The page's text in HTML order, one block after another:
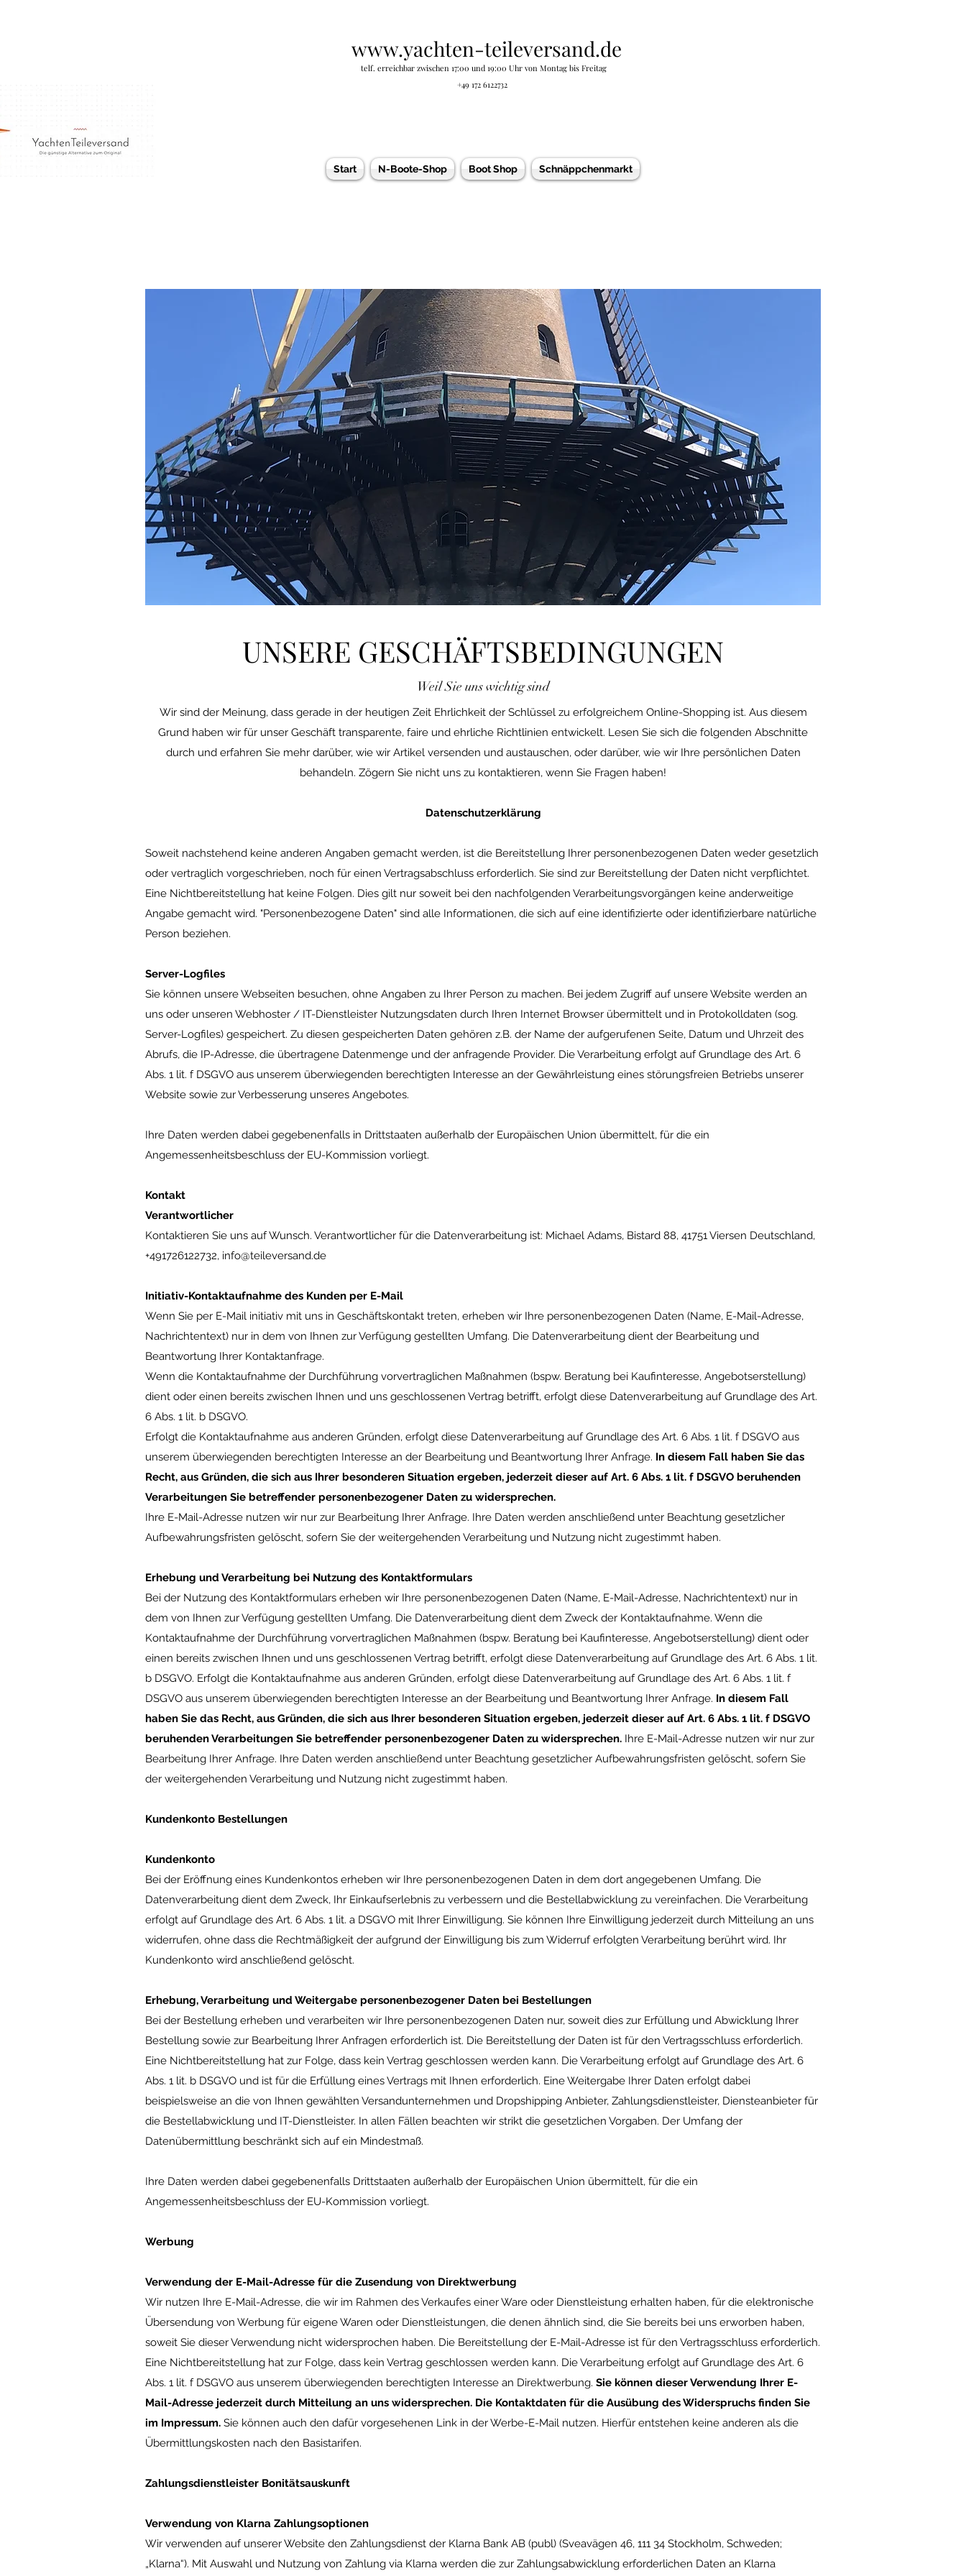
www.yachten-teileversand.de
telf. erreichbar zwischen 17:00 und 19:00 Uhr von Montag bis Freitag
+49 172 6122732
Start N-Boote-Shop Boot Shop Schnäppchenmarkt
UNSERE GESCHÄFTSBEDINGUNGEN
Weil Sie uns wichtig sind
Wir sind der Meinung, dass gerade in der heutigen Zeit Ehrlichkeit der Schlüssel zu erfolgreichem Online-Shopping ist. Aus diesem
Grund haben wir für unser Geschäft transparente, faire und ehrliche Richtlinien entwickelt. Lesen Sie sich die folgenden Abschnitte
durch und erfahren Sie mehr darüber, wie wir Artikel versenden und austauschen, oder darüber, wie wir Ihre persönlichen Daten
behandeln. Zögern Sie nicht uns zu kontaktieren, wenn Sie Fragen haben!
Datenschutzerklärung
Soweit nachstehend keine anderen Angaben gemacht werden, ist die Bereitstellung Ihrer personenbezogenen Daten weder gesetzlich
oder vertraglich vorgeschrieben, noch für einen Vertragsabschluss erforderlich. Sie sind zur Bereitstellung der Daten nicht verpflichtet.
Eine Nichtbereitstellung hat keine Folgen. Dies gilt nur soweit bei den nachfolgenden Verarbeitungsvorgängen keine anderweitige
Angabe gemacht wird. "Personenbezogene Daten" sind alle Informationen, die sich auf eine identifizierte oder identifizierbare natürliche
Person beziehen.
Server-Logfiles
Sie können unsere Webseiten besuchen, ohne Angaben zu Ihrer Person zu machen. Bei jedem Zugriff auf unsere Website werden an
uns oder unseren Webhoster / IT-Dienstleister Nutzungsdaten durch Ihren Internet Browser übermittelt und in Protokolldaten (sog.
Server-Logfiles) gespeichert. Zu diesen gespeicherten Daten gehören z.B. der Name der aufgerufenen Seite, Datum und Uhrzeit des
Abrufs, die IP-Adresse, die übertragene Datenmenge und der anfragende Provider. Die Verarbeitung erfolgt auf Grundlage des Art. 6
Abs. 1 lit. f DSGVO aus unserem überwiegenden berechtigten Interesse an der Gewährleistung eines störungsfreien Betriebs unserer
Website sowie zur Verbesserung unseres Angebotes.
Ihre Daten werden dabei gegebenenfalls in Drittstaaten außerhalb der Europäischen Union übermittelt, für die ein
Angemessenheitsbeschluss der EU-Kommission vorliegt.
Kontakt
Verantwortlicher
Kontaktieren Sie uns auf Wunsch. Verantwortlicher für die Datenverarbeitung ist: Michael Adams, Bistard 88, 41751 Viersen Deutschland,
+491726122732, info@teileversand.de
Initiativ-Kontaktaufnahme des Kunden per E-Mail
Wenn Sie per E-Mail initiativ mit uns in Geschäftskontakt treten, erheben wir Ihre personenbezogenen Daten (Name, E-Mail-Adresse,
Nachrichtentext) nur in dem von Ihnen zur Verfügung gestellten Umfang. Die Datenverarbeitung dient der Bearbeitung und
Beantwortung Ihrer Kontaktanfrage.
Wenn die Kontaktaufnahme der Durchführung vorvertraglichen Maßnahmen (bspw. Beratung bei Kaufinteresse, Angebotserstellung)
dient oder einen bereits zwischen Ihnen und uns geschlossenen Vertrag betrifft, erfolgt diese Datenverarbeitung auf Grundlage des Art.
6 Abs. 1 lit. b DSGVO.
Erfolgt die Kontaktaufnahme aus anderen Gründen, erfolgt diese Datenverarbeitung auf Grundlage des Art. 6 Abs. 1 lit. f DSGVO aus
unserem überwiegenden berechtigten Interesse an der Bearbeitung und Beantwortung Ihrer Anfrage. In diesem Fall haben Sie das
Recht, aus Gründen, die sich aus Ihrer besonderen Situation ergeben, jederzeit dieser auf Art. 6 Abs. 1 lit. f DSGVO beruhenden
Verarbeitungen Sie betreffender personenbezogener Daten zu widersprechen.
Ihre E-Mail-Adresse nutzen wir nur zur Bearbeitung Ihrer Anfrage. Ihre Daten werden anschließend unter Beachtung gesetzlicher
Aufbewahrungsfristen gelöscht, sofern Sie der weitergehenden Verarbeitung und Nutzung nicht zugestimmt haben.
Erhebung und Verarbeitung bei Nutzung des Kontaktformulars
Bei der Nutzung des Kontaktformulars erheben wir Ihre personenbezogenen Daten (Name, E-Mail-Adresse, Nachrichtentext) nur in
dem von Ihnen zur Verfügung gestellten Umfang. Die Datenverarbeitung dient dem Zweck der Kontaktaufnahme. Wenn die
Kontaktaufnahme der Durchführung vorvertraglichen Maßnahmen (bspw. Beratung bei Kaufinteresse, Angebotserstellung) dient oder
einen bereits zwischen Ihnen und uns geschlossenen Vertrag betrifft, erfolgt diese Datenverarbeitung auf Grundlage des Art. 6 Abs. 1 lit.
b DSGVO. Erfolgt die Kontaktaufnahme aus anderen Gründen, erfolgt diese Datenverarbeitung auf Grundlage des Art. 6 Abs. 1 lit. f
DSGVO aus unserem überwiegenden berechtigten Interesse an der Bearbeitung und Beantwortung Ihrer Anfrage. In diesem Fall
haben Sie das Recht, aus Gründen, die sich aus Ihrer besonderen Situation ergeben, jederzeit dieser auf Art. 6 Abs. 1 lit. f DSGVO
beruhenden Verarbeitungen Sie betreffender personenbezogener Daten zu widersprechen. Ihre E-Mail-Adresse nutzen wir nur zur
Bearbeitung Ihrer Anfrage. Ihre Daten werden anschließend unter Beachtung gesetzlicher Aufbewahrungsfristen gelöscht, sofern Sie
der weitergehenden Verarbeitung und Nutzung nicht zugestimmt haben.
Kundenkonto Bestellungen
Kundenkonto
Bei der Eröffnung eines Kundenkontos erheben wir Ihre personenbezogenen Daten in dem dort angegebenen Umfang. Die
Datenverarbeitung dient dem Zweck, Ihr Einkaufserlebnis zu verbessern und die Bestellabwicklung zu vereinfachen. Die Verarbeitung
erfolgt auf Grundlage des Art. 6 Abs. 1 lit. a DSGVO mit Ihrer Einwilligung. Sie können Ihre Einwilligung jederzeit durch Mitteilung an uns
widerrufen, ohne dass die Rechtmäßigkeit der aufgrund der Einwilligung bis zum Widerruf erfolgten Verarbeitung berührt wird. Ihr
Kundenkonto wird anschließend gelöscht.
Erhebung, Verarbeitung und Weitergabe personenbezogener Daten bei Bestellungen
Bei der Bestellung erheben und verarbeiten wir Ihre personenbezogenen Daten nur, soweit dies zur Erfüllung und Abwicklung Ihrer
Bestellung sowie zur Bearbeitung Ihrer Anfragen erforderlich ist. Die Bereitstellung der Daten ist für den Vertragsschluss erforderlich.
Eine Nichtbereitstellung hat zur Folge, dass kein Vertrag geschlossen werden kann. Die Verarbeitung erfolgt auf Grundlage des Art. 6
Abs. 1 lit. b DSGVO und ist für die Erfüllung eines Vertrags mit Ihnen erforderlich. Eine Weitergabe Ihrer Daten erfolgt dabei
beispielsweise an die von Ihnen gewählten Versandunternehmen und Dropshipping Anbieter, Zahlungsdienstleister, Diensteanbieter für
die Bestellabwicklung und IT-Dienstleister. In allen Fällen beachten wir strikt die gesetzlichen Vorgaben. Der Umfang der
Datenübermittlung beschränkt sich auf ein Mindestmaß.
Ihre Daten werden dabei gegebenenfalls Drittstaaten außerhalb der Europäischen Union übermittelt, für die ein
Angemessenheitsbeschluss der EU-Kommission vorliegt.
Werbung
Verwendung der E-Mail-Adresse für die Zusendung von Direktwerbung
Wir nutzen Ihre E-Mail-Adresse, die wir im Rahmen des Verkaufes einer Ware oder Dienstleistung erhalten haben, für die elektronische
Übersendung von Werbung für eigene Waren oder Dienstleistungen, die denen ähnlich sind, die Sie bereits bei uns erworben haben,
soweit Sie dieser Verwendung nicht widersprochen haben. Die Bereitstellung der E-Mail-Adresse ist für den Vertragsschluss erforderlich.
Eine Nichtbereitstellung hat zur Folge, dass kein Vertrag geschlossen werden kann. Die Verarbeitung erfolgt auf Grundlage des Art. 6
Abs. 1 lit. f DSGVO aus unserem überwiegenden berechtigten Interesse an Direktwerbung. Sie können dieser Verwendung Ihrer E-
Mail-Adresse jederzeit durch Mitteilung an uns widersprechen. Die Kontaktdaten für die Ausübung des Widerspruchs finden Sie
im Impressum. Sie können auch den dafür vorgesehenen Link in der Werbe-E-Mail nutzen. Hierfür entstehen keine anderen als die
Übermittlungskosten nach den Basistarifen.
Zahlungsdienstleister Bonitätsauskunft
Verwendung von Klarna Zahlungsoptionen
Wir verwenden auf unserer Website den Zahlungsdienst der Klarna Bank AB (publ) (Sveavägen 46, 111 34 Stockholm, Schweden;
„Klarna“). Mit Auswahl und Nutzung von Zahlung via Klarna werden die zur Zahlungsabwicklung erforderlichen Daten an Klarna